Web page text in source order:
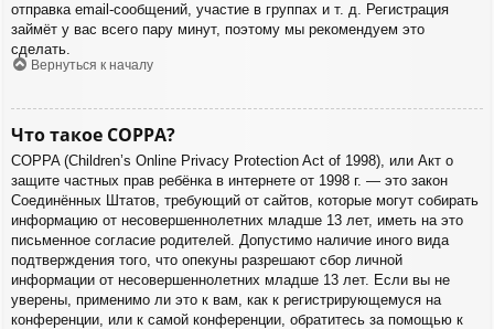
отправка email-сообщений, участие в группах и т. д. Регистрация
займёт у вас всего пару минут, поэтому мы рекомендуем это
сделать.
Вернуться к началу
Что такое COPPA?
COPPA (Children’s Online Privacy Protection Act of 1998), или Акт о
защите частных прав ребёнка в интернете от 1998 г. — это закон
Соединённых Штатов, требующий от сайтов, которые могут собирать
информацию от несовершеннолетних младше 13 лет, иметь на это
письменное согласие родителей. Допустимо наличие иного вида
подтверждения того, что опекуны разрешают сбор личной
информации от несовершеннолетних младше 13 лет. Если вы не
уверены, применимо ли это к вам, как к регистрирующемуся на
конференции, или к самой конференции, обратитесь за помощью к